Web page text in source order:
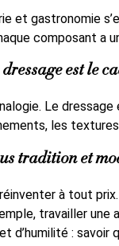
et gastronomie
composant a
est le
Le
les
tradition et
à tout
travailler
d’humilité :